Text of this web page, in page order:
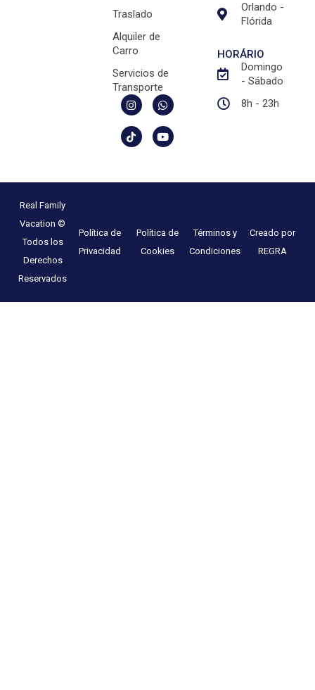
Traslado
Alquiler de
Carro
Servicios de
Transporte
Orlando -
Flórida
HORÁRIO
Domingo
- Sábado
8h - 23h
Real Family
Vacation ©
Todos los
Derechos
Reservados
Política de
Privacidad
Política de
Cookies
Términos y
Condiciones
Creado por
REGRA